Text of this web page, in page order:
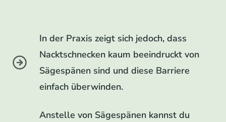
In der Praxis zeigt sich jedoch, dass
Nacktschnecken kaum beeindruckt von
Sägespänen sind und diese Barriere
einfach überwinden.
Anstelle von Sägespänen kannst du